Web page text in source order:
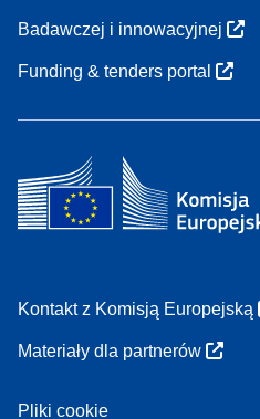
Badawczej i innowacyjnej
Funding & tenders portal
Kontakt z Komisją Europejską
Materiały dla partnerów
Pliki cookie